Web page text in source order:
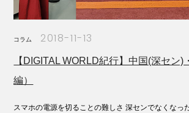
コラム 2018-11-13
【DIGITAL WORLD紀行】中国(深セン)
編）
スマホの電源を切ることの難しさ 深センでなくなっ